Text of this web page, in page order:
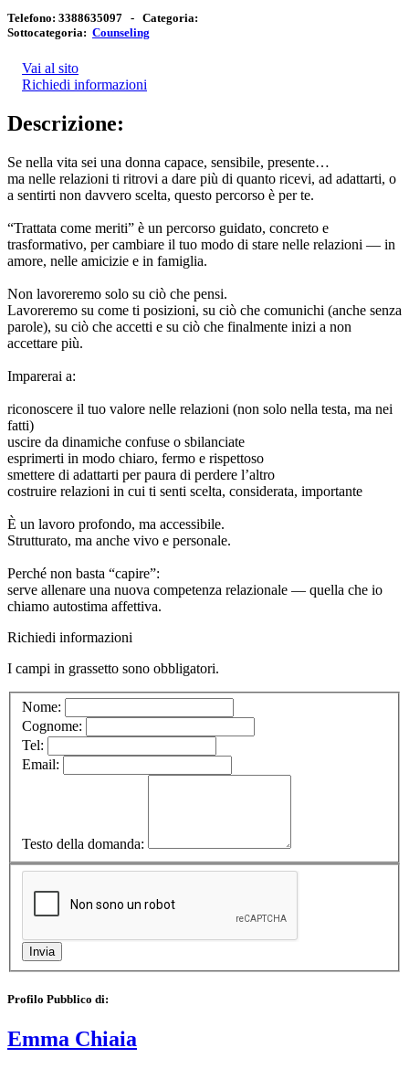
Telefono: 3388635097 - Categoria:
Sottocategoria: Counseling
Vai al sito
Richiedi informazioni
Descrizione:
Se nella vita sei una donna capace, sensibile, presente…
ma nelle relazioni ti ritrovi a dare più di quanto ricevi, ad adattarti, o
a sentirti non davvero scelta, questo percorso è per te.
“Trattata come meriti” è un percorso guidato, concreto e
trasformativo, per cambiare il tuo modo di stare nelle relazioni — in
amore, nelle amicizie e in famiglia.
Non lavoreremo solo su ciò che pensi.
Lavoreremo su come ti posizioni, su ciò che comunichi (anche senza
parole), su ciò che accetti e su ciò che finalmente inizi a non
accettare più.
Imparerai a:
riconoscere il tuo valore nelle relazioni (non solo nella testa, ma nei
fatti)
uscire da dinamiche confuse o sbilanciate
esprimerti in modo chiaro, fermo e rispettoso
smettere di adattarti per paura di perdere l’altro
costruire relazioni in cui ti senti scelta, considerata, importante
È un lavoro profondo, ma accessibile.
Strutturato, ma anche vivo e personale.
Perché non basta “capire”:
serve allenare una nuova competenza relazionale — quella che io
chiamo autostima affettiva.
Richiedi informazioni
I campi in grassetto sono obbligatori.
Nome:
Cognome:
Tel:
Email:
Testo della domanda:
Profilo Pubblico di:
Emma Chiaia